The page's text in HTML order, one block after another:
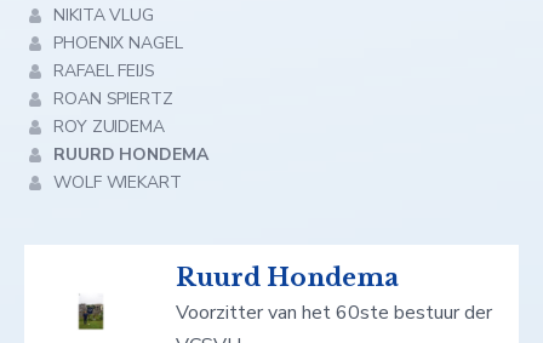
NIKITA VLUG
PHOENIX NAGEL
RAFAEL FEIJS
ROAN SPIERTZ
ROY ZUIDEMA
RUURD HONDEMA
WOLF WIEKART
Ruurd Hondema
Voorzitter van het 60ste bestuur der